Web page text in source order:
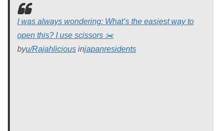
I was always wondering: What’s the easiest way to
open this? I use scissors ✂️
byu/Rajahlicious injapanresidents